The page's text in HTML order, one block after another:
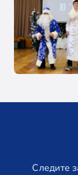
Следите